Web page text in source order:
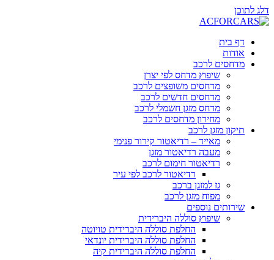
דלג לתוכן
דף בית
אודות
מדחסים לרכב
שיפוץ מדחס לפי יצרן
מדחסים משופצים לרכב
מדחסים חדשים לרכב
מדחס מזגן חשמלי לרכב
מחירון מדחסים לרכב
תיקון מזגן לרכב
מאייד – רדיאטור קירור פנימי
מעבה רדיאטור מזגן
רדיאטור חימום לרכב
רדיאטור לרכב לפי עיר
גז למזגן ברכב
מפוח מזגן לרכב
שירותים נוספים
שיפוץ סוללה היברידית
החלפת סוללה היברידית טויוטה
החלפת סוללה היברידית יונדאי
החלפת סוללה היברידית קיה